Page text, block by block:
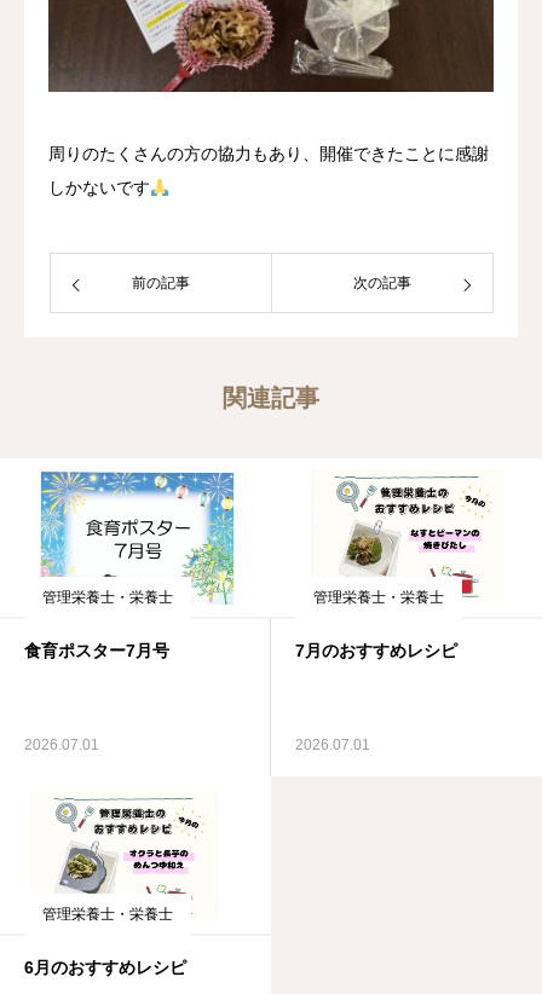
周りのたくさんの方の協力もあり、開催できたことに感謝
しかないです
前の記事 次の記事
関連記事
管理栄養士・栄養士
食育ポスター7月号
2026.07.01
管理栄養士・栄養士
7月のおすすめレシピ
2026.07.01
管理栄養士・栄養士
6月のおすすめレシピ